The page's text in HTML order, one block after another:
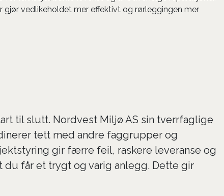
vedlikeholdet mer effektivt og rørleggingen mer
til slutt. Nordvest Miljø AS sin tverrfaglige
tett med andre faggrupper og
gir færre feil, raskere leveranse og
får et trygt og varig anlegg. Dette gir